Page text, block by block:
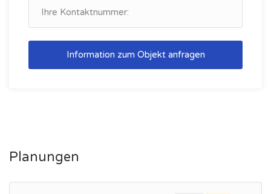
Information zum Objekt anfragen
Planungen